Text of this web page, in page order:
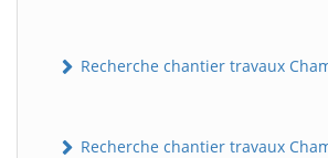
Recherche chantier travaux
Recherche chantier travaux